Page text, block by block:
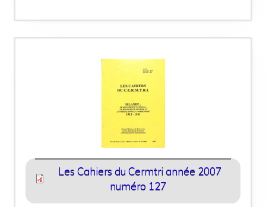
Les Cahiers du Cermtri année 2007
numéro 127